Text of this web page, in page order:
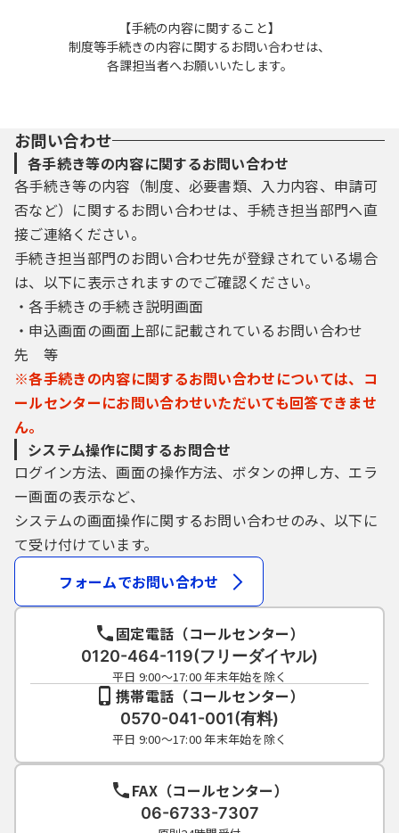
【手続の内容に関すること】
制度等手続きの内容に関するお問い合わせは、
各課担当者へお願いいたします。
お問い合わせ
各手続き等の内容に関するお問い合わせ
各手続き等の内容（制度、必要書類、入力内容、申請可
否など）に関するお問い合わせは、手続き担当部門へ直
接ご連絡ください。
手続き担当部門のお問い合わせ先が登録されている場合
は、以下に表示されますのでご確認ください。
・各手続きの手続き説明画面
・申込画面の画面上部に記載されているお問い合わせ
先 等
※各手続きの内容に関するお問い合わせについては、コ
ールセンターにお問い合わせいただいても回答できませ
ん。
システム操作に関するお問合せ
ログイン方法、画面の操作方法、ボタンの押し方、エラ
ー画面の表示など、
システムの画面操作に関するお問い合わせのみ、以下に
て受け付けています。
フォームでお問い合わせ
固定電話（コールセンター）
0120-464-119(フリーダイヤル)
平日 9:00～17:00 年末年始を除く
携帯電話（コールセンター）
0570-041-001(有料)
平日 9:00～17:00 年末年始を除く
FAX（コールセンター）
06-6733-7307